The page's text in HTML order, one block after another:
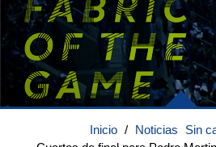
Inicio / Noticias Sin